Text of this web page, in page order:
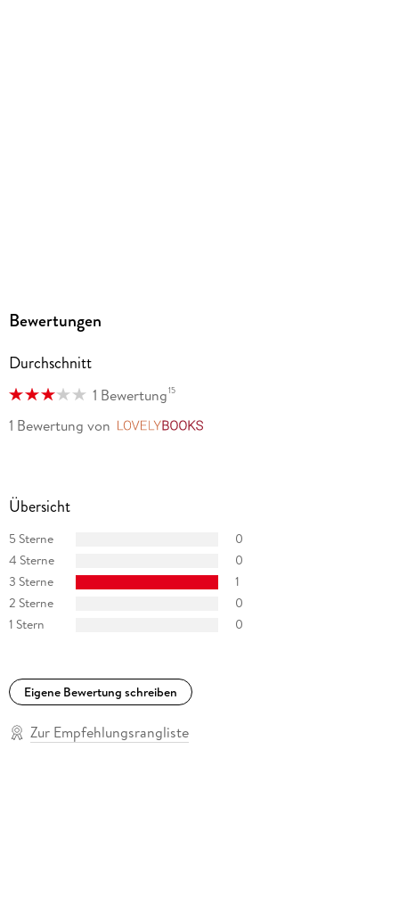
Bewertungen
Durchschnitt
1 Bewertung15
1 Bewertung von
Übersicht
5 Sterne
0
4 Sterne
0
3 Sterne
1
2 Sterne
0
1 Stern
0
Eigene Bewertung schreiben
Zur Empfehlungsrangliste